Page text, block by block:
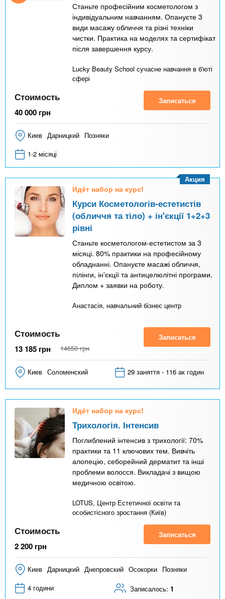
Станьте професійним косметологом з
індивідуальним навчанням. Опануєте 3
види масажу обличчя та різні техніки
чистки. Практика на моделях та сертифікат
після завершення курсу.
Lucky Beauty School сучасне навчання в б'юті
сфері
Стоимость
40 000 грн
Записаться
Киев Дарницкий Позняки
1-2 місяці
Идёт набор на курс!
Курси Косметологів-естетистів
(обличчя та тіло) + ін'єкції 1+2+3
рівні
Станьте косметологом-естетистом за 3
місяці. 80% практики на професійному
обладнанні. Опануєте масажі обличчя,
пілінги, ін'єкції та антицелюлітні програми.
Диплом + заявки на роботу.
Анастасія, навчальний бізнес центр
Акция
Стоимость
13 185 грн 14650 грн
Записаться
Киев Соломенский 29 заняття - 116 ак годин
Идёт набор на курс!
Трихологія. Інтенсив
Поглиблений інтенсив з трихології: 70%
практики та 11 ключових тем. Вивчіть
алопецію, себорейний дерматит та інші
проблеми волосся. Викладачі з вищою
медичною освітою.
LOTUS, Центр Естетичної освіти та
особистісного зростання (Київ)
Стоимость
2 200 грн
Записаться
Киев Дарницкий Днепровский Осокорки Позняки
4 години
Записалось: 1